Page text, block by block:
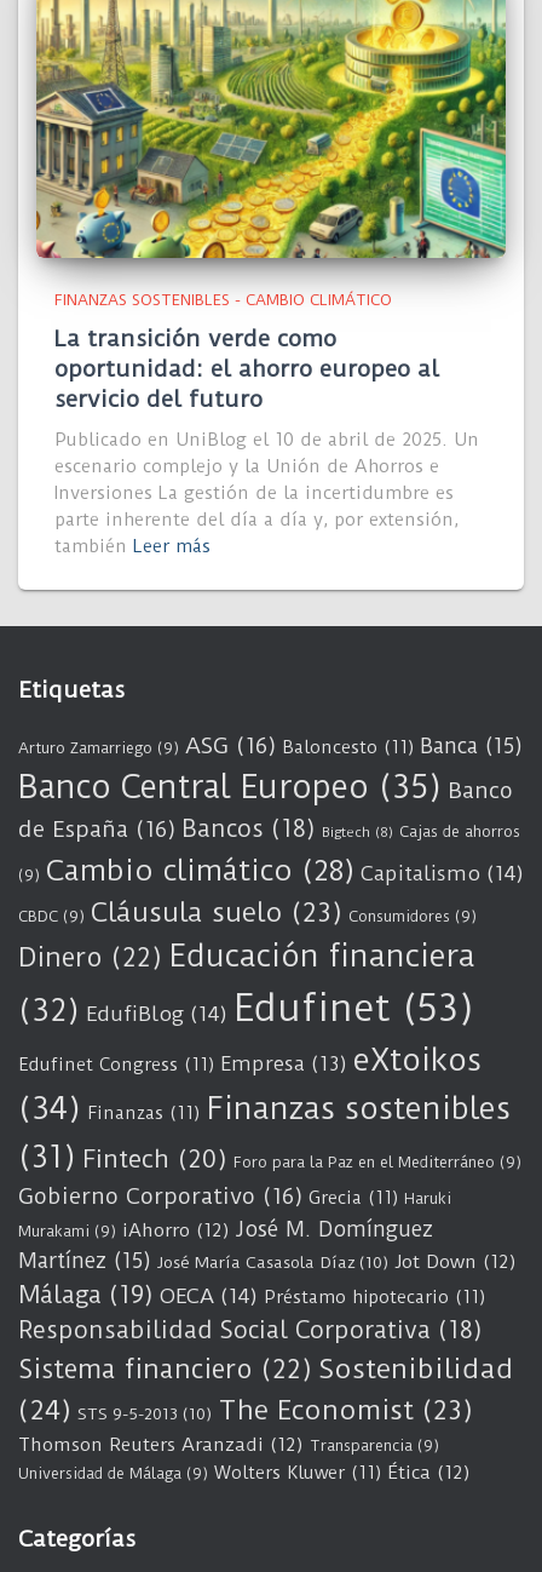
FINANZAS SOSTENIBLES - CAMBIO CLIMÁTICO
La transición verde como
oportunidad: el ahorro europeo al
servicio del futuro
Publicado en UniBlog el 10 de abril de 2025. Un
escenario complejo y la Unión de Ahorros e
Inversiones La gestión de la incertidumbre es
parte inherente del día a día y, por extensión,
también Leer más
Etiquetas
Arturo Zamarriego (9) ASG (16) Baloncesto (11) Banca (15)
Banco Central Europeo (35) Banco
de España (16) Bancos (18) Bigtech (8) Cajas de ahorros
(9) Cambio climático (28) Capitalismo (14)
CBDC (9) Cláusula suelo (23) Consumidores (9)
Dinero (22) Educación financiera
(32) EdufiBlog (14) Edufinet (53)
Edufinet Congress (11) Empresa (13) eXtoikos
(34) Finanzas (11) Finanzas sostenibles
(31) Fintech (20) Foro para la Paz en el Mediterráneo (9)
Gobierno Corporativo (16) Grecia (11) Haruki
Murakami (9) iAhorro (12) José M. Domínguez
Martínez (15) José María Casasola Díaz (10) Jot Down (12)
Málaga (19) OECA (14) Préstamo hipotecario (11)
Responsabilidad Social Corporativa (18)
Sistema financiero (22) Sostenibilidad
(24) STS 9-5-2013 (10) The Economist (23)
Thomson Reuters Aranzadi (12) Transparencia (9)
Universidad de Málaga (9) Wolters Kluwer (11) Ética (12)
Categorías